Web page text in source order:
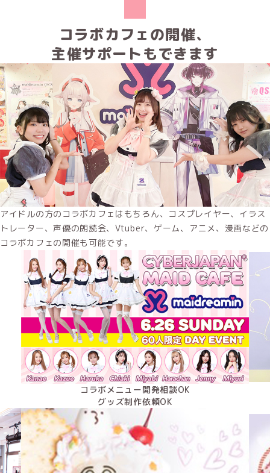
コラボカフェの開催、
主催サポートもできます
アイドルの方のコラボカフェはもちろん、コスプレイヤー、イラス
トレーター、声優の朗読会、Vtuber、ゲーム、アニメ、漫画などの
コラボカフェの開催も可能です。
コラボメニュー開発相談OK
グッズ制作依頼OK